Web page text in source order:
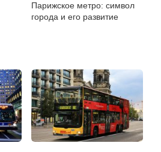
Парижское метро: символ
города и его развитие